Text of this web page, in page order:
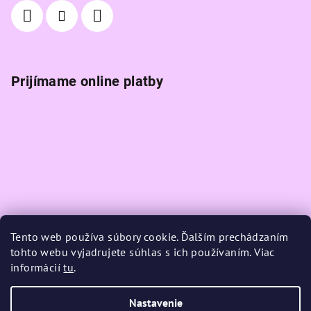
Tento web používa súbory cookie. Ďalším prechádzaním
tohto webu vyjadrujete súhlas s ich používaním. Viac
informáciítu.
Nastavenie
Prijímame online platby